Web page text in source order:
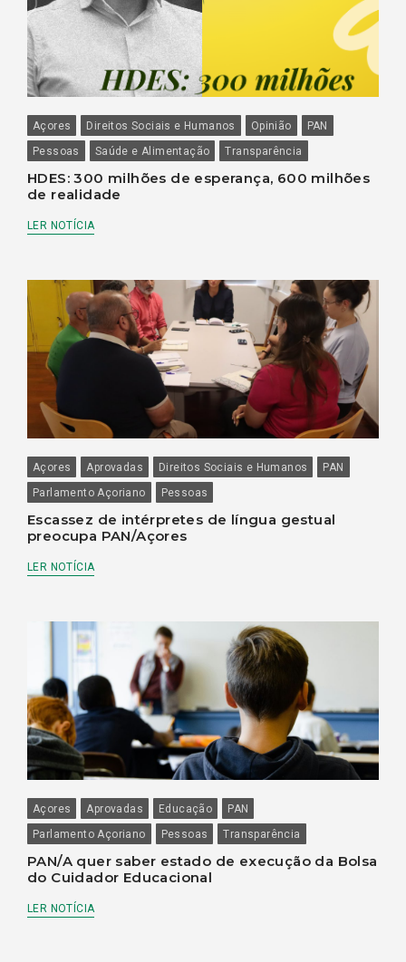
Açores Direitos Sociais e Humanos Opinião
PAN
Pessoas
Saúde e Alimentação Transparência
HDES: 300 milhões de esperança, 600 milhões
de realidade
LER NOTÍCIA
Açores Aprovadas Direitos Sociais e Humanos
PAN
Parlamento Açoriano
Pessoas
Escassez de intérpretes de língua gestual
preocupa PAN/Açores
LER NOTÍCIA
Açores Aprovadas Educação
PAN
Parlamento Açoriano
Pessoas Transparência
PAN/A quer saber estado de execução da Bolsa
do Cuidador Educacional
LER NOTÍCIA